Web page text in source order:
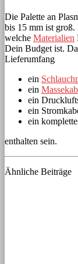
Die Palette an
bis 15 mm ist
welche Materialien
Dein Budget ist.
Lieferumfang
ein
ein
ein
ein
ein
enthalten sein.
Ähnliche Beiträge